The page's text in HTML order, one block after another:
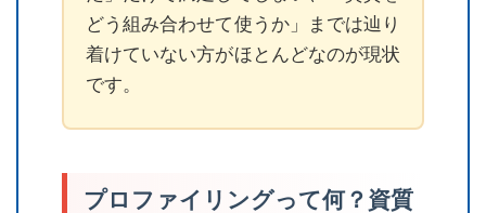
どう組み合わせて使うか」までは辿り
着けていない方がほとんどなのが現状
です。
プロファイリングって何？資質